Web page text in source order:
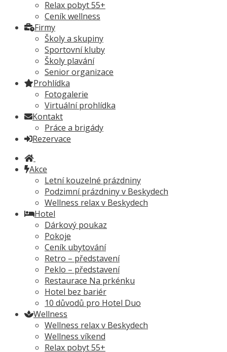
Relax pobyt 55+
Ceník wellness
Firmy
Školy a skupiny
Sportovní kluby
Školy plavání
Senior organizace
Prohlídka
Fotogalerie
Virtuální prohlídka
Kontakt
Práce a brigády
Rezervace
Akce
Letní kouzelné prázdniny
Podzimní prázdniny v Beskydech
Wellness relax v Beskydech
Hotel
Dárkový poukaz
Pokoje
Ceník ubytování
Retro – představení
Peklo – představení
Restaurace Na prkénku
Hotel bez bariér
10 důvodů pro Hotel Duo
Wellness
Wellness relax v Beskydech
Wellness víkend
Relax pobyt 55+